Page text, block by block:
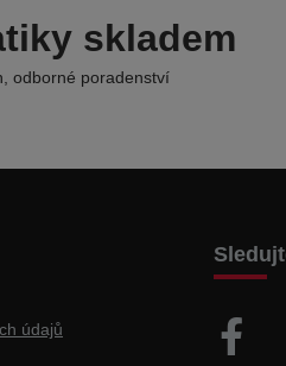
skladem
odborné poradenství
údajů